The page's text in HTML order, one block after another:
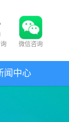
微信咨询
闻中心